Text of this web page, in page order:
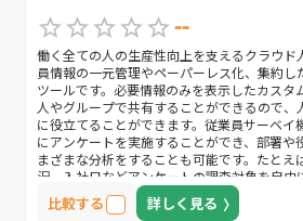
--
働く全ての人の生産性向上を支えるクラウド
員情報の一元管理やペーパーレス化、集約し
ツールです。必要情報のみを表示したカスタ
人やグループで共有することができるので
に役立てることができます。従業員サーベイ
にアンケートを実施することができ、部署や
まざまな分析をすることも可能です。たとえ
況、入社日などアンケートの調査対象を自
に沿った活用が実現するでしょう。シンプル
に取り組みたい企業は、導入を検討してみて
比較する 詳しく見る